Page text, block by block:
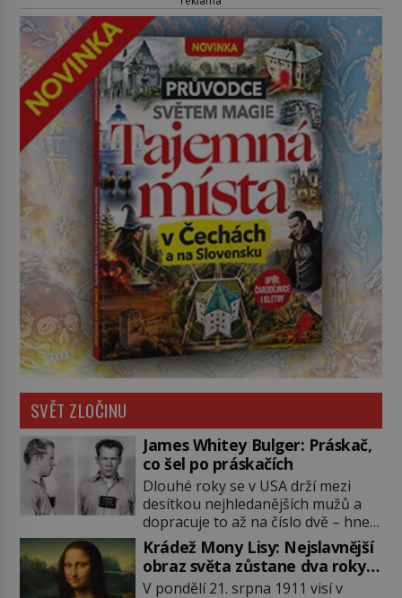
SVĚT ZLOČINU
James Whitey Bulger: Práskač,
co šel po práskačích
Dlouhé roky se v USA drží mezi
desítkou nejhledanějších mužů a
dopracuje to až na číslo dvě – hned
po Usámovi bin Ládinovi (1957–
2011). To je James „Whitey“ Bulger
(1929–2018) viněný ze spoluúčasti
na 19 vraždách, vydírání a lichvy. A
Krádež Mony Lisy: Nejslavnější
obraz světa zůstane dva roky
nezvěstný
V pondělí 21. srpna 1911 visí v